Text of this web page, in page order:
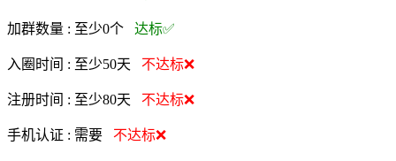
加群数量 : 至少0个 达标✅
入圈时间 : 至少50天 不达标❌
注册时间 : 至少80天 不达标❌
手机认证 : 需要 不达标❌